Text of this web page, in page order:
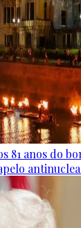
81 anos do